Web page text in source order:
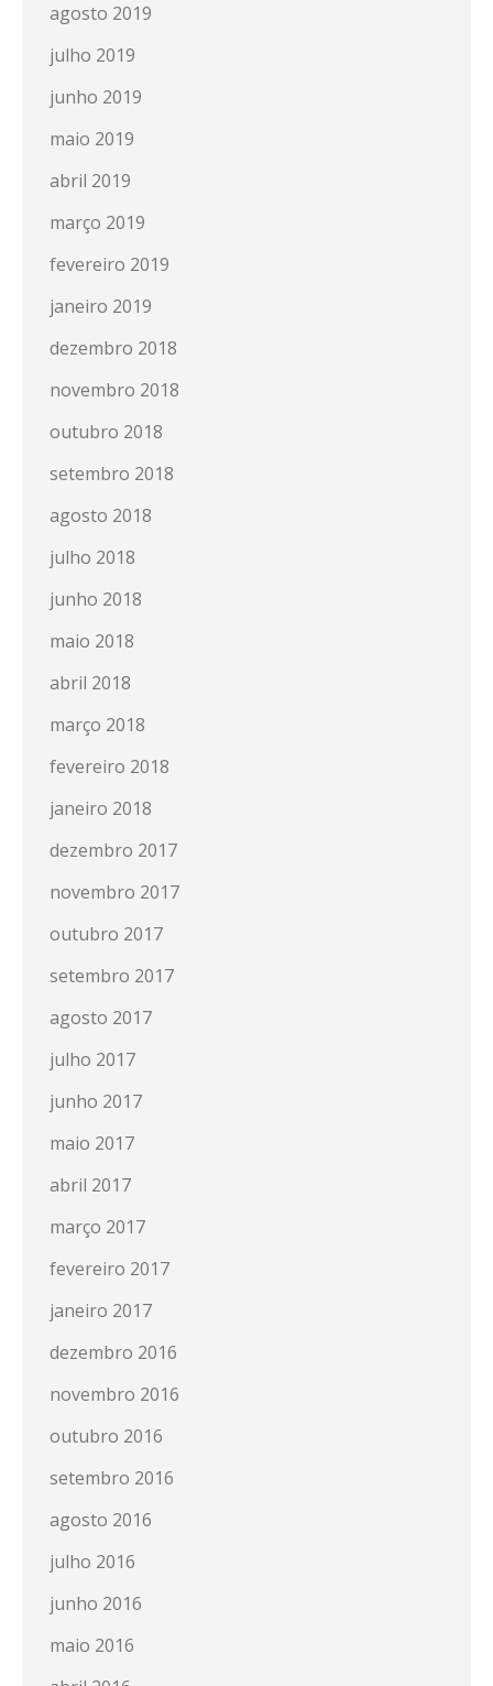
agosto 2019
julho 2019
junho 2019
maio 2019
abril 2019
março 2019
fevereiro 2019
janeiro 2019
dezembro 2018
novembro 2018
outubro 2018
setembro 2018
agosto 2018
julho 2018
junho 2018
maio 2018
abril 2018
março 2018
fevereiro 2018
janeiro 2018
dezembro 2017
novembro 2017
outubro 2017
setembro 2017
agosto 2017
julho 2017
junho 2017
maio 2017
abril 2017
março 2017
fevereiro 2017
janeiro 2017
dezembro 2016
novembro 2016
outubro 2016
setembro 2016
agosto 2016
julho 2016
junho 2016
maio 2016